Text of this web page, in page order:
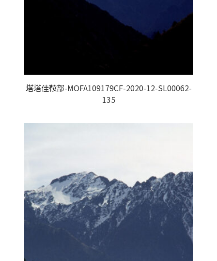
塔塔佳鞍部-MOFA109179CF-2020-12-SL00062-
135